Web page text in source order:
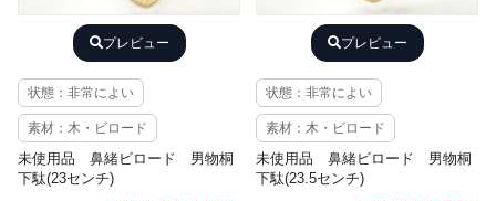
プレビュー
状態：非常によい
素材：木・ビロード
未使用品 鼻緒ビロード 男物桐
下駄(23センチ)
プレビュー
状態：非常によい
素材：木・ビロード
未使用品 鼻緒ビロード 男物桐
下駄(23.5センチ)